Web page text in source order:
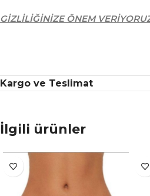
GİZLİLİĞİNİZE ÖNEM
Kargo ve Teslimat
İlgili ürünler